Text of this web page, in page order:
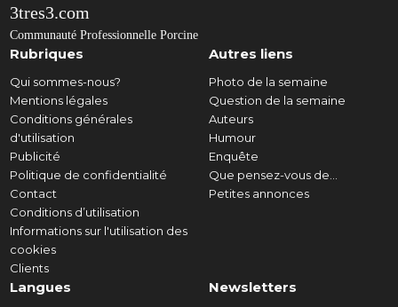
3tres3.com
Communauté Professionnelle Porcine
Rubriques
Qui sommes-nous?
Mentions légales
Conditions générales
d'utilisation
Publicité
Politique de confidentialité
Contact
Conditions d’utilisation
Informations sur l'utilisation des
cookies
Clients
Autres liens
Photo de la semaine
Question de la semaine
Auteurs
Humour
Enquête
Que pensez-vous de...
Petites annonces
Langues Newsletters